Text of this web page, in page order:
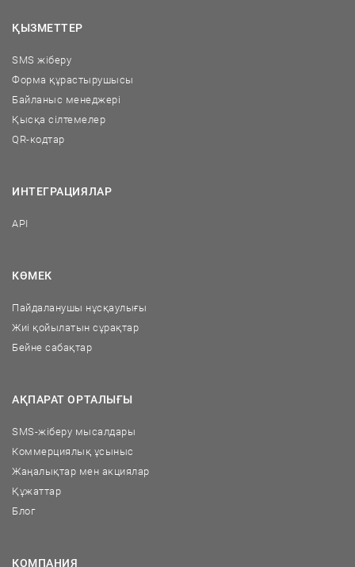
ҚЫЗМЕТТЕР
SMS жіберу
Форма құрастырушысы
Байланыс менеджері
Қысқа сілтемелер
QR-кодтар
ИНТЕГРАЦИЯЛАР
API
КӨМЕК
Пайдаланушы нұсқаулығы
Жиі қойылатын сұрақтар
Бейне сабақтар
АҚПАРАТ ОРТАЛЫҒЫ
SMS-жіберу мысалдары
Коммерциялық ұсыныс
Жаңалықтар мен акциялар
Құжаттар
Блог
КОМПАНИЯ